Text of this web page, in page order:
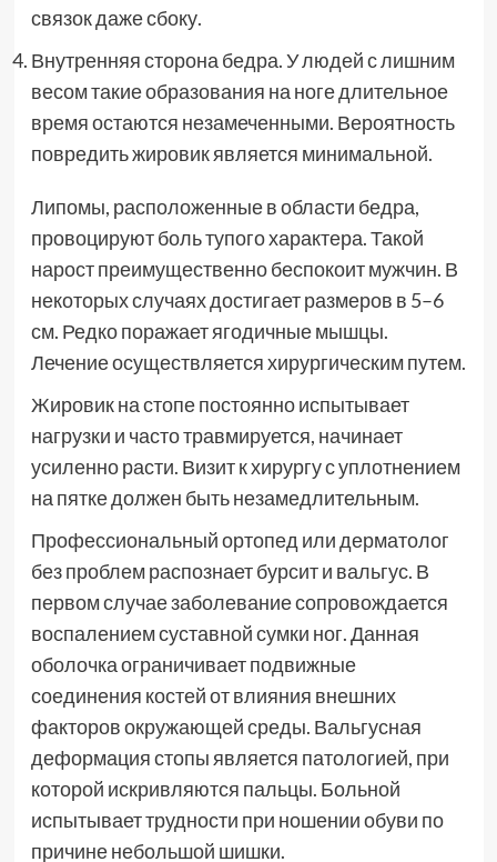
связок даже сбоку.
Внутренняя сторона бедра. У людей с лишним
весом такие образования на ноге длительное
время остаются незамеченными. Вероятность
повредить жировик является минимальной.
Липомы, расположенные в области бедра,
провоцируют боль тупого характера. Такой
нарост преимущественно беспокоит мужчин. В
некоторых случаях достигает размеров в 5–6
см. Редко поражает ягодичные мышцы.
Лечение осуществляется хирургическим путем.
Жировик на стопе постоянно испытывает
нагрузки и часто травмируется, начинает
усиленно расти. Визит к хирургу с уплотнением
на пятке должен быть незамедлительным.
Профессиональный ортопед или дерматолог
без проблем распознает бурсит и вальгус. В
первом случае заболевание сопровождается
воспалением суставной сумки ног. Данная
оболочка ограничивает подвижные
соединения костей от влияния внешних
факторов окружающей среды. Вальгусная
деформация стопы является патологией, при
которой искривляются пальцы. Больной
испытывает трудности при ношении обуви по
причине небольшой шишки.